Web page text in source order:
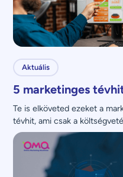
Aktuális
5 marketinges
Te is elköveted ezeket a
tévhit, ami csak a
nem növeli.